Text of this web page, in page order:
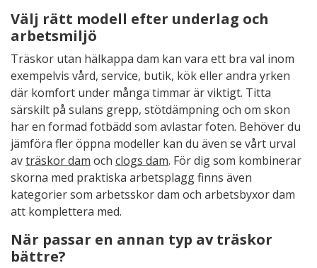
Välj rätt modell efter underlag och
arbetsmiljö
Träskor utan hälkappa dam kan vara ett bra val inom
exempelvis vård, service, butik, kök eller andra yrken
där komfort under många timmar är viktigt. Titta
särskilt på sulans grepp, stötdämpning och om skon
har en formad fotbädd som avlastar foten. Behöver du
jämföra fler öppna modeller kan du även se vårt urval
avträskor dam och clogs dam. För dig som kombinerar
skorna med praktiska arbetsplagg finns även
kategorier som arbetsskor dam och arbetsbyxor dam
att komplettera med.
När passar en annan typ av träskor
bättre?